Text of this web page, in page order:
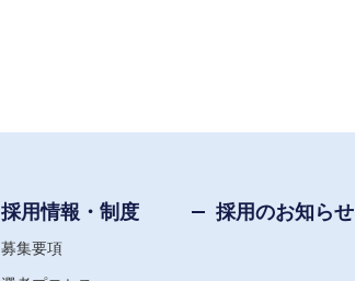
採用情報・制度
募集要項
採用のお知らせ